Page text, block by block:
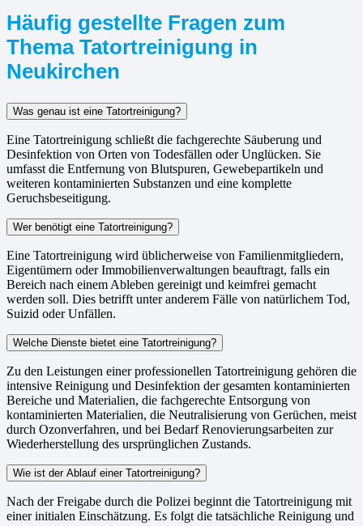
Häufig gestellte Fragen zum
Thema Tatortreinigung in
Neukirchen
Was genau ist eine Tatortreinigung?
Eine Tatortreinigung schließt die fachgerechte Säuberung und
Desinfektion von Orten von Todesfällen oder Unglücken. Sie
umfasst die Entfernung von Blutspuren, Gewebepartikeln und
weiteren kontaminierten Substanzen und eine komplette
Geruchsbeseitigung.
Wer benötigt eine Tatortreinigung?
Eine Tatortreinigung wird üblicherweise von Familienmitgliedern,
Eigentümern oder Immobilienverwaltungen beauftragt, falls ein
Bereich nach einem Ableben gereinigt und keimfrei gemacht
werden soll. Dies betrifft unter anderem Fälle von natürlichem Tod,
Suizid oder Unfällen.
Welche Dienste bietet eine Tatortreinigung?
Zu den Leistungen einer professionellen Tatortreinigung gehören die
intensive Reinigung und Desinfektion der gesamten kontaminierten
Bereiche und Materialien, die fachgerechte Entsorgung von
kontaminierten Materialien, die Neutralisierung von Gerüchen, meist
durch Ozonverfahren, und bei Bedarf Renovierungsarbeiten zur
Wiederherstellung des ursprünglichen Zustands.
Wie ist der Ablauf einer Tatortreinigung?
Nach der Freigabe durch die Polizei beginnt die Tatortreinigung mit
einer initialen Einschätzung. Es folgt die tatsächliche Reinigung und